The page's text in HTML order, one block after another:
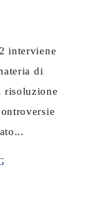
interviene
di
risoluzione